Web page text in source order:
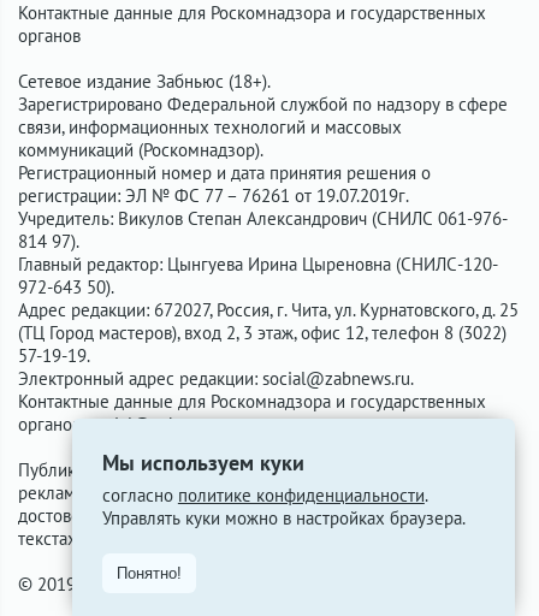
Мы используем куки
согласно политике конфиденциальности.
Управлять куки можно в настройках браузера.
Понятно!
Контактные данные для Роскомнадзора и государственных
органов
Сетевое издание Забньюс (18+).
Зарегистрировано Федеральной службой по надзору в сфере
связи, информационных технологий и массовых
коммуникаций (Роскомнадзор).
Регистрационный номер и дата принятия решения о
регистрации: ЭЛ № ФС 77 – 76261 от 19.07.2019г.
Учредитель: Викулов Степан Александрович (СНИЛС 061-976-
814 97).
Главный редактор: Цынгуева Ирина Цыреновна (СНИЛС-120-
972-643 50).
Адрес редакции: 672027, Россия, г. Чита, ул. Курнатовского, д. 25
(ТЦ Город мастеров), вход 2, 3 этаж, офис 12, телефон 8 (3022)
57-19-19.
Электронный адрес редакции: social@zabnews.ru.
Контактные данные для Роскомнадзора и государственных
органов:
social@zabnews.ru.
Публикации с пометками «Реклама», «Выборы» оплачены
рекламодателем. Редакция сайта не несёт ответственности за
достоверность информации, содержащейся в рекламных
текстах.
© 2019-2026 ZabNews